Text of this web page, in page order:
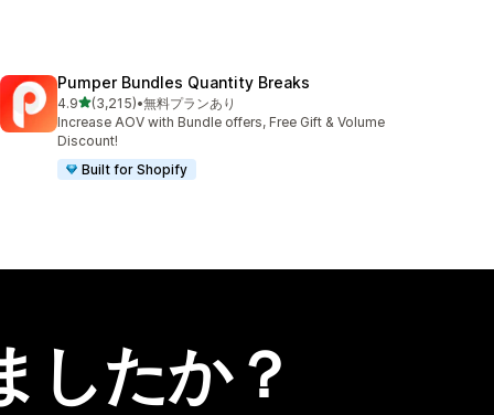
Pumper Bundles Quantity Breaks
4.95つ星中
(3,215)
合計レビュー数：3215件
•無料プランあり
Increase AOV with Bundle offers, Free Gift & Volume
Discount!
Built for Shopify
したか？